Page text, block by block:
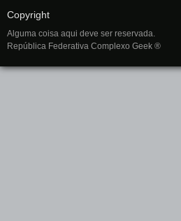
Copyright
Alguma coisa aqui deve ser reservada.
República Federativa Complexo Geek ®